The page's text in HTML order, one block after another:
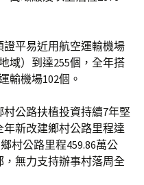
平易近用航空運輸機場
域）到達255個，全年搭
輸機場102個。
公路扶植投資持續7年堅
新改建鄉村公路里程達
村公路里程459.86萬公
無力支持辦事村落周全